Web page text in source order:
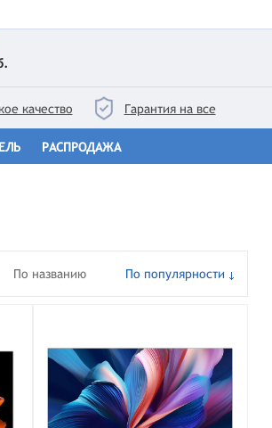
качество Гарантия на все
РАСПРОДАЖА
По названию По популярности